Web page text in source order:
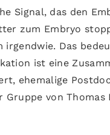
Signal, das den
zum Embryo
Das
ist eine
ehemalige
Gruppe von